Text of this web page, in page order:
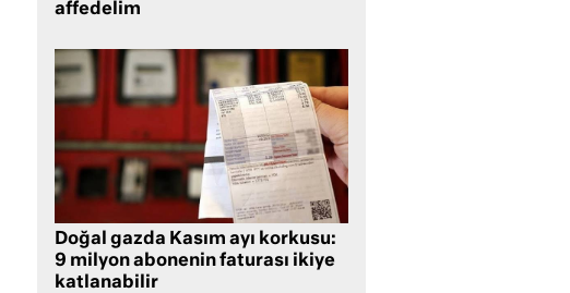
affedelim
Doğal gazda Kasım ayı korkusu:
9 milyon abonenin faturası ikiye
katlanabilir